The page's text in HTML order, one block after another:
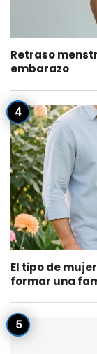
Retraso
embarazo
El tipo de
formar una